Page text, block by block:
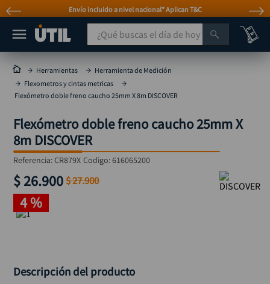
Envío incluido a nivel nacional* Aplican T&C
¿Qué buscas el día de hoy?
Herramientas
Herramienta de Medición
Flexometros y cintas metricas
Flexómetro doble freno caucho 25mm X 8m DISCOVER
Flexómetro doble freno caucho 25mm X
8m DISCOVER
Referencia:CR879X Codigo:616065200
$26.900 $27.900
4 %
Descripción del producto
MÁS BUSCADOS
taladro
compresor
llave
sierra circular
ruteadora
broca
alicate